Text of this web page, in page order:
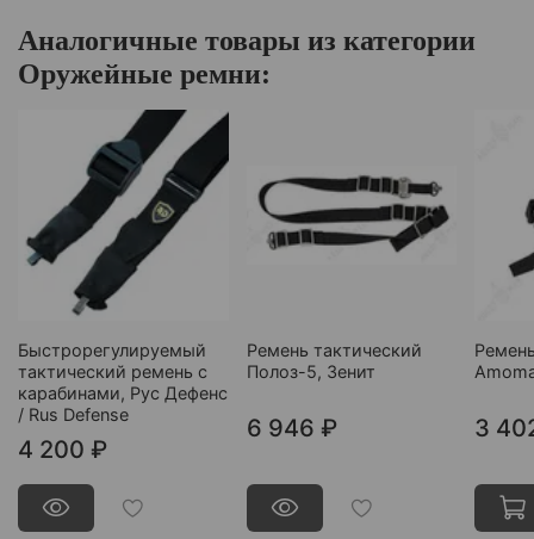
Аналогичные товары из категории
Оружейные ремни:
Быстрорегулируемый
тактический ремень с
карабинами, Рус Дефенс
/ Rus Defense
4 200 ₽
Ремень тактический
Полоз-5, Зенит
6 946 ₽ 3